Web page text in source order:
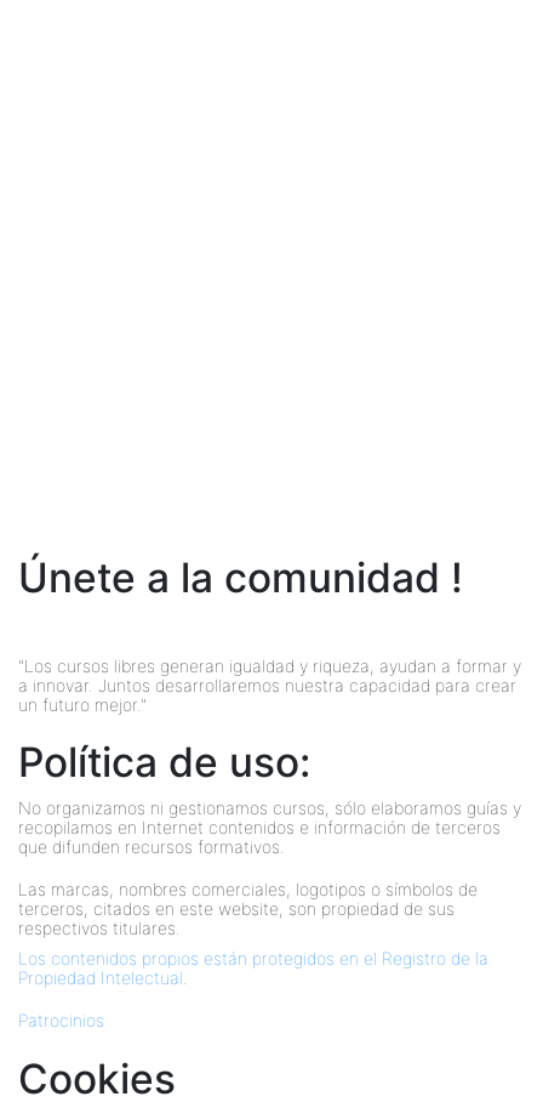
Únete a la comunidad !
"Los cursos libres generan igualdad y riqueza, ayudan a formar y
a innovar. Juntos desarrollaremos nuestra capacidad para crear
un futuro mejor."
Política de uso:
No organizamos ni gestionamos cursos, sólo elaboramos guías y
recopilamos en Internet contenidos e información de terceros
que difunden recursos formativos.
Las marcas, nombres comerciales, logotipos o símbolos de
terceros, citados en este website, son propiedad de sus
respectivos titulares.
Los contenidos propios están protegidos en el Registro de la
Propiedad Intelectual
Patrocinios
Cookies